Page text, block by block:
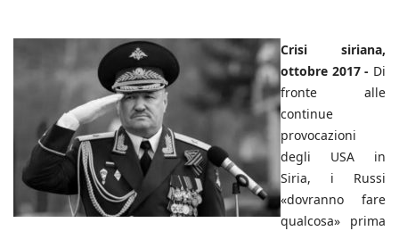
Crisi siriana,
ottobre 2017 - Di
fronte alle
continue
provocazioni
degli USA in
Siria, i Russi
«dovranno fare
qualcosa» prima